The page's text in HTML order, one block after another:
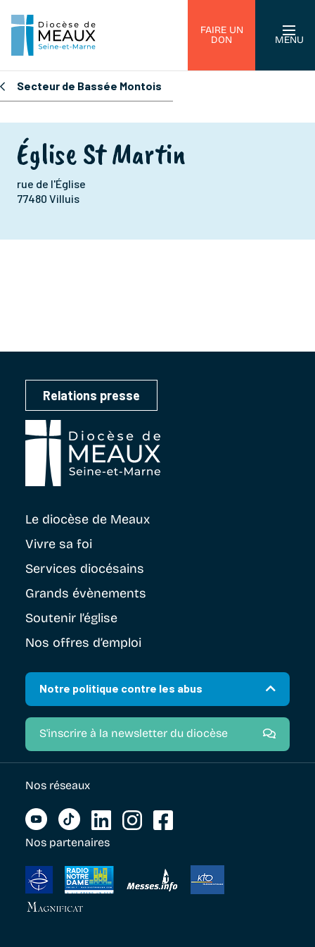
FAIRE UN
DON
MENU
Secteur de Bassée Montois
Église St Martin
rue de l'Église
77480 Villuis
Relations presse
Le diocèse de Meaux
Vivre sa foi
Services diocésains
Grands évènements
Soutenir l’église
Nos offres d’emploi
Notre politique contre les abus
S'inscrire à la newsletter du diocèse
Nos réseaux
Nos partenaires